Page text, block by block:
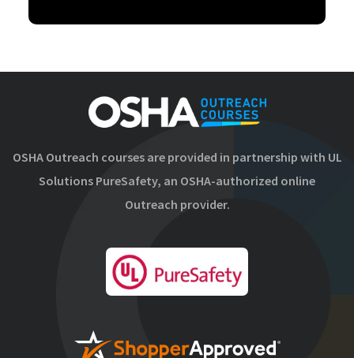
OSHA Outreach courses are provided in partnership with UL
Solutions PureSafety, an OSHA-authorized online
Outreach provider.